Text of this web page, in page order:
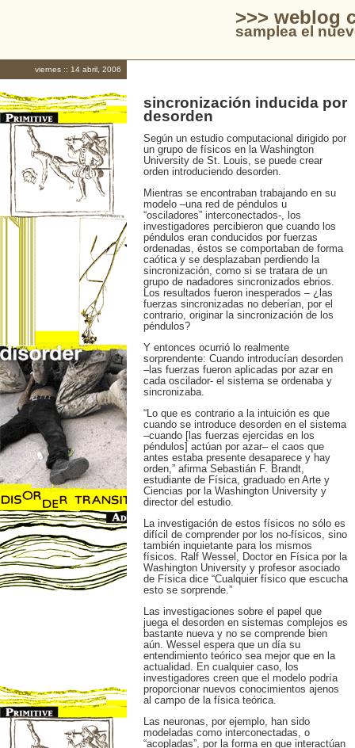
>>> weblog
samplea el
viernes :: 14 abril, 2006
sincronización inducida por
desorden
Según un estudio computacional dirigido por
un grupo de físicos en la Washington
University de St. Louis, se puede crear
orden introduciendo desorden.
Mientras se encontraban trabajando en su
modelo –una red de péndulos u
“osciladores” interconectados-, los
investigadores percibieron que cuando los
péndulos eran conducidos por fuerzas
ordenadas, éstos se comportaban de forma
caótica y se desplazaban perdiendo la
sincronización, como si se tratara de un
grupo de nadadores sincronizados ebrios.
Los resultados fueron inesperados – ¿las
fuerzas sincronizadas no deberían, por el
contrario, originar la sincronización de los
péndulos?
Y entonces ocurrió lo realmente
sorprendente: Cuando introducían desorden
–las fuerzas fueron aplicadas por azar en
cada oscilador- el sistema se ordenaba y
sincronizaba.
“Lo que es contrario a la intuición es que
cuando se introduce desorden en el sistema
–cuando [las fuerzas ejercidas en los
péndulos] actúan por azar– el caos que
antes estaba presente desaparece y hay
orden,” afirma Sebastián F. Brandt,
estudiante de Física, graduado en Arte y
Ciencias por la Washington University y
director del estudio.
La investigación de estos físicos no sólo es
difícil de comprender por los no-físicos, sino
también inquietante para los mismos
físicos. Ralf Wessel, Doctor en Física por la
Washington University y profesor asociado
de Física dice “Cualquier físico que escucha
esto se sorprende.”
Las investigaciones sobre el papel que
juega el desorden en sistemas complejos es
bastante nueva y no se comprende bien
aún. Wessel espera que un día su
entendimiento teórico sea mejor que en la
actualidad. En cualquier caso, los
investigadores creen que el modelo podría
proporcionar nuevos conocimientos ajenos
al campo de la física teórica.
Las neuronas, por ejemplo, han sido
modeladas como interconectadas, o
“acopladas”, por la forma en que interactúan